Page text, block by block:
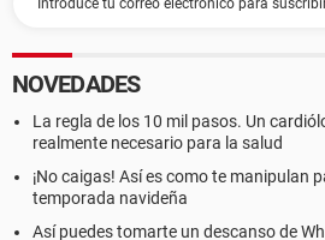
NOVEDADES
La regla de los 10 mil pasos. Un
realmente necesario para la salud
¡No caigas! Así es como te manipulan
temporada navideña
Así puedes tomarte un descanso de